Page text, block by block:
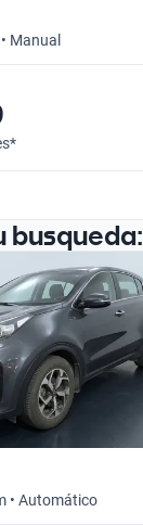
Manual
busqueda:
• Automático